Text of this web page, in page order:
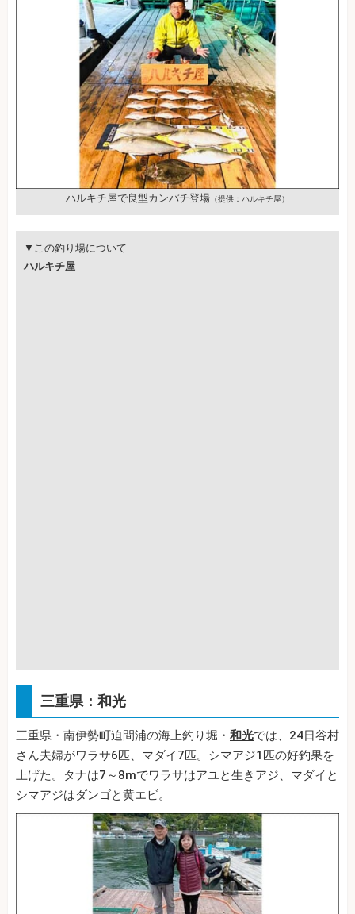
ハルキチ屋で良型カンパチ登場 （提供：ハルキチ屋）
▼この釣り場について
ハルキチ屋
三重県：和光
三重県・南伊勢町迫間浦の海上釣り堀・ 和光では、24日谷村
さん夫婦がワラサ6匹、マダイ7匹。シマアジ1匹の好釣果を
上げた。タナは7～8mでワラサはアユと生きアジ、マダイと
シマアジはダンゴと黄エビ。